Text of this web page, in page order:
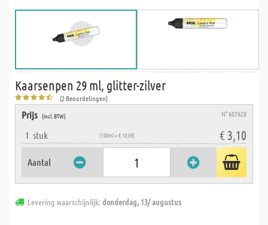
Kaarsenpen 29 ml, glitter-zilver
(2 Beoordelingen)
Prijs (incl. BTW) N° 607628
1 stuk (100ml = € 10,69) € 3,10
Aantal
Levering waarschijnlijk:donderdag, 13/ augustus